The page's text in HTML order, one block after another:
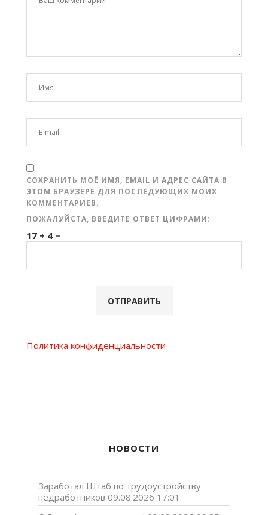
СОХРАНИТЬ МОЁ ИМЯ, EMAIL И АДРЕС САЙТА В
ЭТОМ БРАУЗЕРЕ ДЛЯ ПОСЛЕДУЮЩИХ МОИХ
КОММЕНТАРИЕВ.
ПОЖАЛУЙСТА, ВВЕДИТЕ ОТВЕТ ЦИФРАМИ:
17 + 4 =
Политика конфиденциальности
НОВОСТИ
Заработал Штаб по трудоустройству
педработников 09.08.2026 17:01